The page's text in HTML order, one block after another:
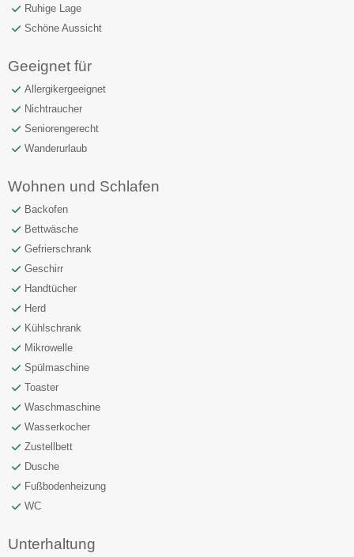
Ruhige Lage
Schöne Aussicht
Geeignet für
Allergikergeeignet
Nichtraucher
Seniorengerecht
Wanderurlaub
Wohnen und Schlafen
Backofen
Bettwäsche
Gefrierschrank
Geschirr
Handtücher
Herd
Kühlschrank
Mikrowelle
Spülmaschine
Toaster
Waschmaschine
Wasserkocher
Zustellbett
Dusche
Fußbodenheizung
WC
Unterhaltung